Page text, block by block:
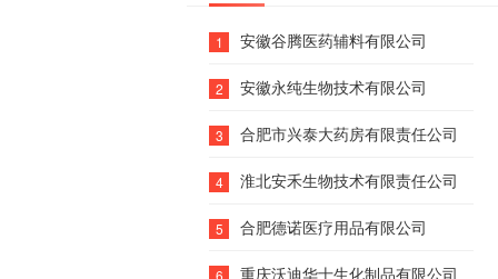
1 安徽谷腾医药辅料有限公司
2 安徽永纯生物技术有限公司
3 合肥市兴泰大药房有限责任公司
4 淮北安禾生物技术有限责任公司
5 合肥德诺医疗用品有限公司
6 重庆沃迪华士生化制品有限公司